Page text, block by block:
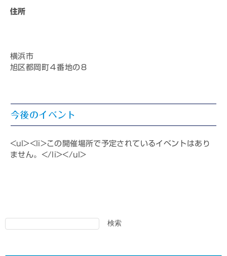
住所
横浜市
旭区都岡町４番地の８
今後のイベント
<ul><li>この開催場所で予定されているイベントはあり
ません。</li></ul>
検索